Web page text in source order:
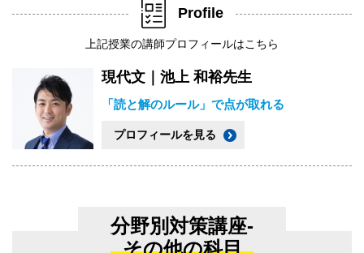
Profile
上記授業の講師プロフィールはこちら
現代文｜池上 和裕先生
「読と解のルール」で点が取れる
プロフィールを見る
分野別対策講座-
その他の科目